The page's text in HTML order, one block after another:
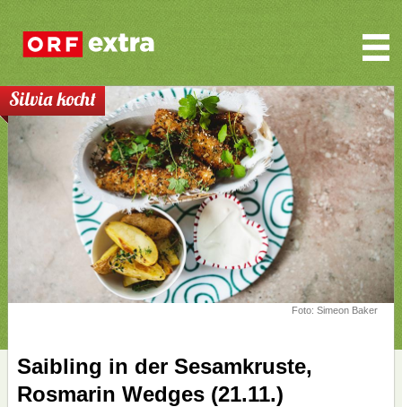
Foto: Simeon Baker
Silvia kocht
Saibling in der Sesamkruste,
Rosmarin Wedges (21.11.)